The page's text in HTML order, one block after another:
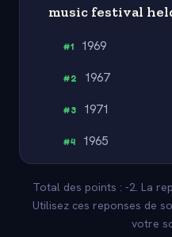
music festival
#1 1969
#2 1967
#3 1971
#4 1965
Total des points : -2. La
Utilisez ces reponses de
votre